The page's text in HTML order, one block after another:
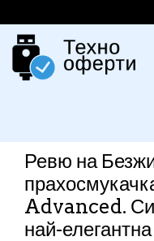
Ревю на
Advanced.
най-